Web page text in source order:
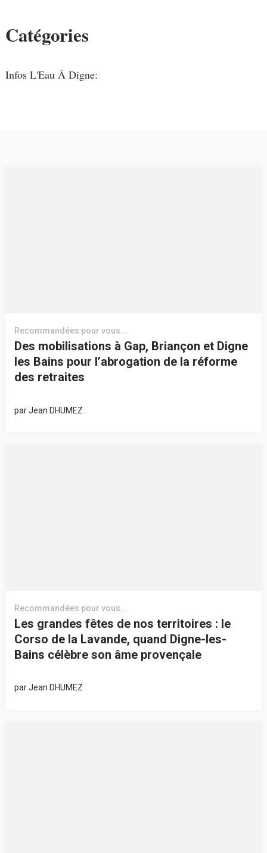
Catégories
Infos L'Eau À Digne:
Recommandées pour vous...
Des mobilisations à Gap, Briançon et Digne
les Bains pour l’abrogation de la réforme
des retraites
parJean DHUMEZ
Recommandées pour vous...
Les grandes fêtes de nos territoires : le
Corso de la Lavande, quand Digne-les-
Bains célèbre son âme provençale
parJean DHUMEZ